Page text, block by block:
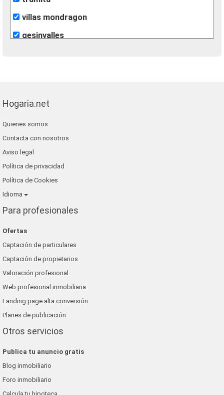
villas mondragon
gesinvalles
lunallar
blaneshouse s.l.
grup 90
Hogaria.net
Quienes somos
Contacta con nosotros
Aviso legal
Política de privacidad
Política de Cookies
Idioma
Para profesionales
Ofertas
Captación de particulares
Captación de propietarios
Valoración profesional
Web profesional inmobiliaria
Landing page alta conversión
Planes de publicación
Otros servicios
Publica tu anuncio gratis
Blog inmobiliario
Foro inmobiliario